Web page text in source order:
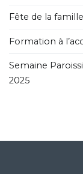
Fête de la
Formation à
Semaine
2025